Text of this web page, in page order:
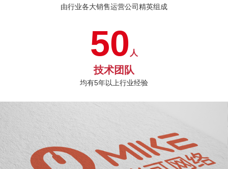
由行业各大销售运营公司精英组成
50 人
技术团队
均有5年以上行业经验